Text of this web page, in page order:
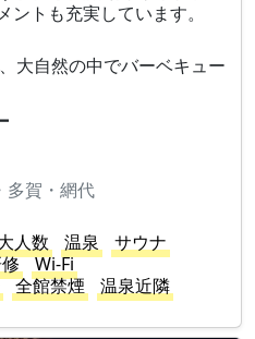
トも充実しています。
大自然の中でバーベキュー
多賀・網代
人数 温泉
サウナ
Wi-Fi
全館禁煙
温泉近隣